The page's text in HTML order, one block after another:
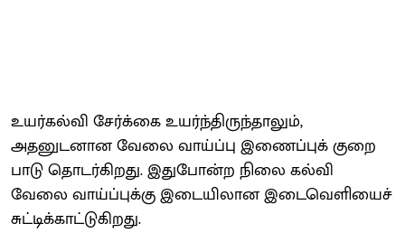
உயர்கல்வி சேர்க்கை உயர்ந்திருந்தாலும்,
அதனுடனான வேலை வாய்ப்பு இணைப்புக் குறை
பாடு தொடர்கிறது. இதுபோன்ற நிலை கல்வி
வேலை வாய்ப்புக்கு இடையிலான இடைவெளியைச்
சுட்டிக்காட்டுகிறது.